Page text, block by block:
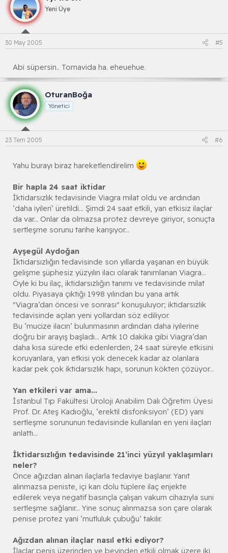
Yeni Üye
30 May 2005 #5
Abi süpersin.. Tornavida ha. eheuehue.
OturanBoğa
Yönetici
23 Tem 2005 #6
Yahu burayı biraz hareketlendirelim
Bir hapla 24 saat iktidar
İktidarsızlık tedavisinde Viagra milat oldu ve ardından
‘daha iyileri’ üretildi... Şimdi 24 saat etkili, yan etkisiz ilaçlar
da var... Onlar da olmazsa protez devreye giriyor, sonuçta
sertleşme sorunu tarihe karışıyor...
Ayşegül Aydoğan
İktidarsızlığın tedavisinde son yıllarda yaşanan en büyük
gelişme şüphesiz yüzyılın ilacı olarak tanımlanan Viagra...
Öyle ki bu ilaç, iktidarsızlığın tanımı ve tedavisinde milat
oldu. Piyasaya çıktığı 1998 yılından bu yana artık
"Viagra’dan öncesi ve sonrası" konuşuluyor; iktidarsızlık
tedavisinde açılan yeni yollardan söz ediliyor.
Bu ‘mucize ilacın’ bulunmasının ardından daha iyilerine
doğru bir arayış başladı... Artık 10 dakika gibi Viagra’dan
daha kısa sürede etki edenlerden, 24 saat süreyle etkisini
koruyanlara, yan etkisi yok denecek kadar az olanlara
kadar pek çok iktidarsızlık hapı, sorunun kökten çözüyor...
Yan etkileri var ama...
İstanbul Tıp Fakültesi Üroloji Anabilim Dalı Öğretim Üyesi
Prof. Dr. Ateş Kadıoğlu, ‘erektil disfonksiyon’ (ED) yani
sertleşme sorununun tedavisinde kullanılan en yeni ilaçları
anlattı...
İktidarsızlığın tedavisinde 21’inci yüzyıl yaklaşımları
neler?
Önce ağızdan alınan ilaçlarla tedaviye başlanır. Yanıt
alınmazsa peniste, içi kan dolu tüplere ilaç enjekte
edilerek veya negatif basınçla çalışan vakum cihazıyla suni
sertleşme sağlanır... Yine sonuç alınmazsa son çare olarak
penise protez yani ‘mutluluk çubuğu’ takılır.
Ağızdan alınan ilaçlar nasıl etki ediyor?
İlaçlar penis üzerinden ve beyinden etkili olmak üzere iki